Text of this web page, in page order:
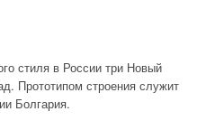
стиля в России три Новый
Прототипом строения служит
Болгария.